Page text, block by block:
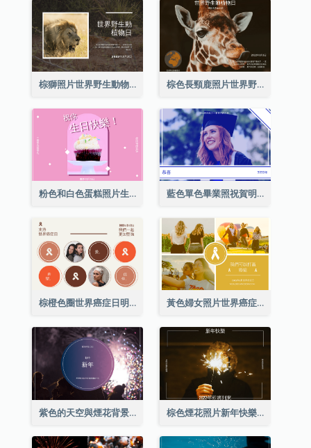
棕獅照片世界野生動物日明信片 棕色長頸鹿照片世界野生動物日明信片
粉色和白色蛋糕照片生日明信片 藍色單色畢業照祝賀明信片
棕橙色圈世界癌症日明信片 黃色婦女照片世界癌症日明信片
紫色的天空與煙花背景新年明信片 棕色煙花照片新年快樂明信片